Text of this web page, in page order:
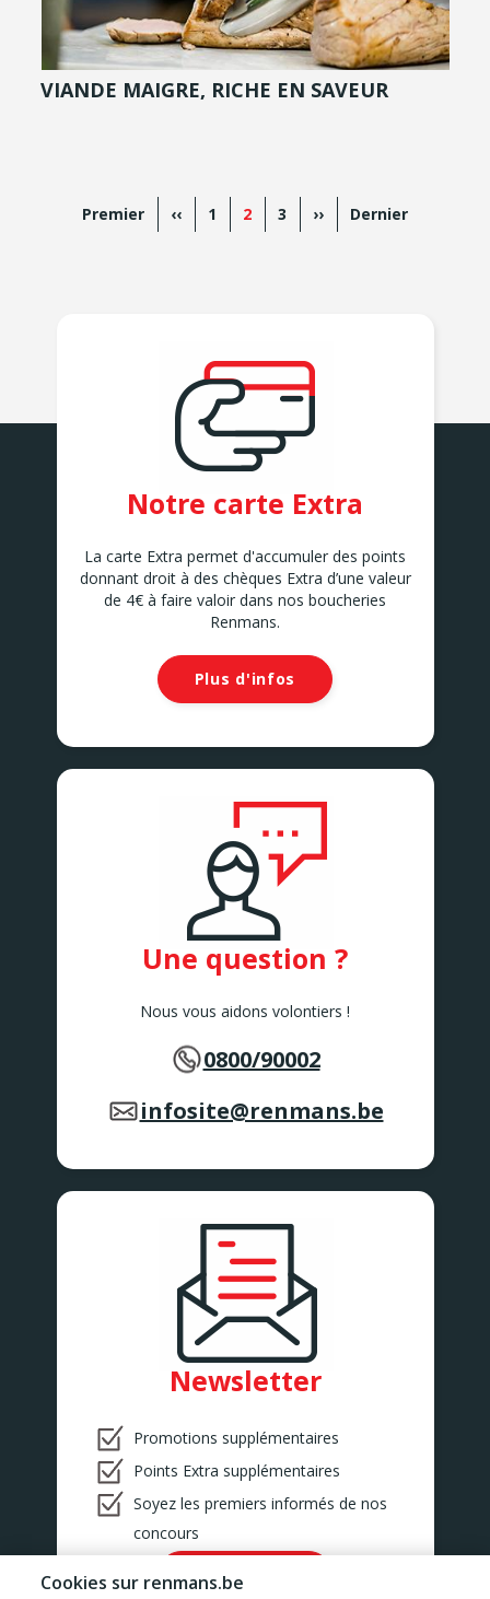
VIANDE MAIGRE, RICHE EN SAVEUR
Première
Premier
Page
précédente
‹‹ Page
1
Page
actuelle
2 Page
3
Page
suivante
››
Dernière
Dernier
Notre carte Extra
La carte Extra permet d'accumuler des points
donnant droit à des chèques Extra d’une valeur
de 4€ à faire valoir dans nos boucheries
Renmans.
Plus d'infos
Une question ?
Nous vous aidons volontiers !
0800/90002
infosite@renmans.be
Newsletter
Promotions supplémentaires
Points Extra supplémentaires
Soyez les premiers informés de nos
concours
Ok!
Cookies sur renmans.be